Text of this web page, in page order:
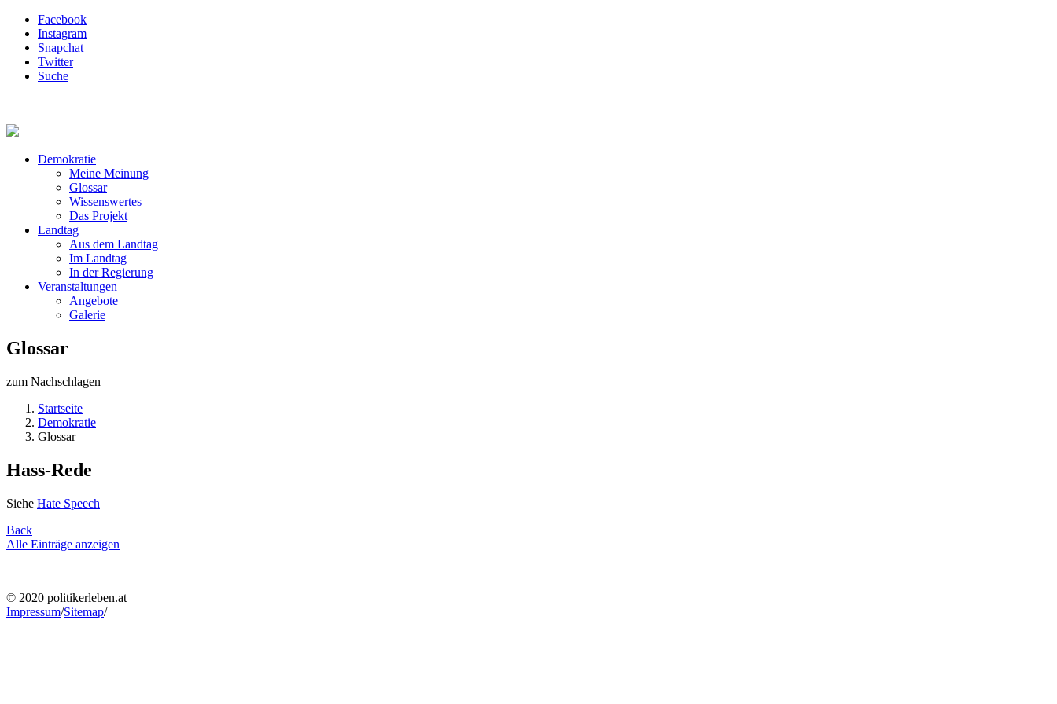
Facebook
Instagram
Snapchat
Twitter
Suche
Demokratie
Meine Meinung
Glossar
Wissenswertes
Das Projekt
Landtag
Aus dem Landtag
Im Landtag
In der Regierung
Veranstaltungen
Angebote
Galerie
Glossar
zum Nachschlagen
Startseite
Demokratie
Glossar
Hass-Rede
Siehe Hate Speech
Back
Alle Einträge anzeigen
© 2020 politikerleben.at
Impressum/Sitemap/